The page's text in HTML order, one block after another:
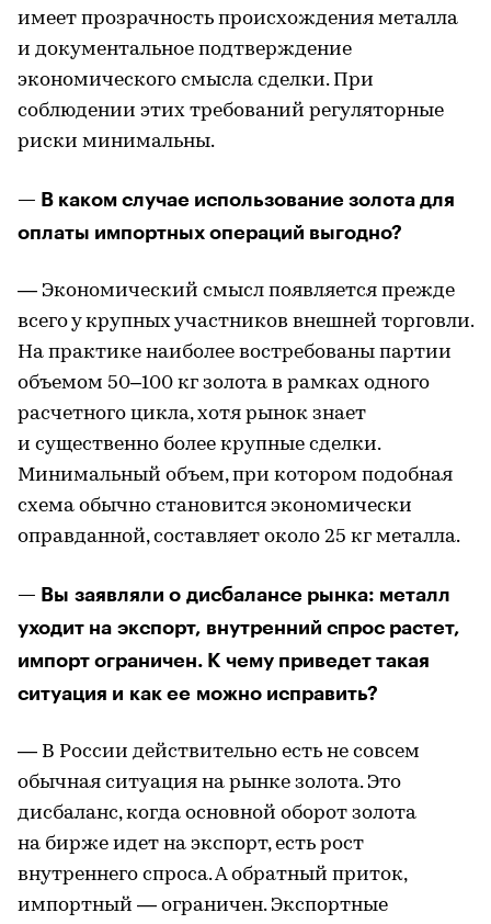
имеет прозрачность происхождения металла
и документальное подтверждение
экономического смысла сделки. При
соблюдении этих требований регуляторные
риски минимальны.
— В каком случае использование золота для
оплаты импортных операций выгодно?
— Экономический смысл появляется прежде
всего у крупных участников внешней торговли.
На практике наиболее востребованы партии
объемом 50–100 кг золота в рамках одного
расчетного цикла, хотя рынок знает
и существенно более крупные сделки.
Минимальный объем, при котором подобная
схема обычно становится экономически
оправданной, составляет около 25 кг металла.
— Вы заявляли о дисбалансе рынка: металл
уходит на экспорт, внутренний спрос растет,
импорт ограничен. К чему приведет такая
ситуация и как ее можно исправить?
— В России действительно есть не совсем
обычная ситуация на рынке золота. Это
дисбаланс, когда основной оборот золота
на бирже идет на экспорт, есть рост
внутреннего спроса. А обратный приток,
импортный — ограничен. Экспортные